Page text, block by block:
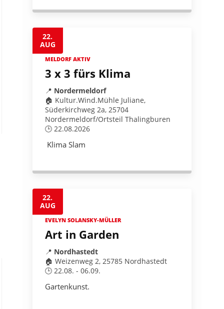
22.
AUG
MELDORF AKTIV
3 x 3 fürs Klima
📍 Nordermeldorf
🏠 Kultur.Wind.Mühle Juliane,
Süderkirchweg 2a, 25704
Nordermeldorf/Ortsteil Thalingburen
🕒 22.08.2026
Klima Slam
22.
AUG
EVELYN SOLANSKY-MÜLLER
Art in Garden
📍 Nordhastedt
🏠 Weizenweg 2, 25785 Nordhastedt
🕒 22.08. - 06.09.
Gartenkunst.